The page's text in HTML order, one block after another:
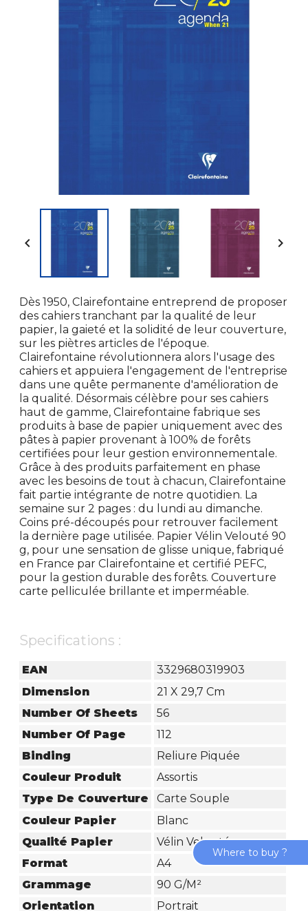
 
Dès 1950, Clairefontaine entreprend de proposer
des cahiers tranchant par la qualité de leur
papier, la gaieté et la solidité de leur couverture,
sur les piètres articles de l'époque.
Clairefontaine révolutionnera alors l'usage des
cahiers et appuiera l'engagement de l'entreprise
dans une quête permanente d'amélioration de
la qualité. Désormais célèbre pour ses cahiers
haut de gamme, Clairefontaine fabrique ses
produits à base de papier uniquement avec des
pâtes à papier provenant à 100% de forêts
certifiées pour leur gestion environnementale.
Grâce à des produits parfaitement en phase
avec les besoins de tout à chacun, Clairefontaine
fait partie intégrante de notre quotidien. La
semaine sur 2 pages : du lundi au dimanche.
Coins pré-découpés pour retrouver facilement
la dernière page utilisée. Papier Vélin Velouté 90
g, pour une sensation de glisse unique, fabriqué
en France par Clairefontaine et certifié PEFC,
pour la gestion durable des forêts. Couverture
carte pelliculée brillante et imperméable.
Specifications :
EAN
3329680319903
Dimension
21 X 29,7 Cm
Number Of Sheets
56
Number Of Page
112
Binding
Reliure Piquée
Couleur Produit
Assortis
Type De Couverture
Carte Souple
Couleur Papier
Blanc
Qualité Papier
Vélin Velouté
Format
A4
Grammage
90 G/m²
Orientation
Portrait
Where to buy ?